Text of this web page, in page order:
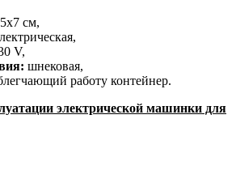
см,
V,
шнековая,
работу контейнер.
электрической машинки для